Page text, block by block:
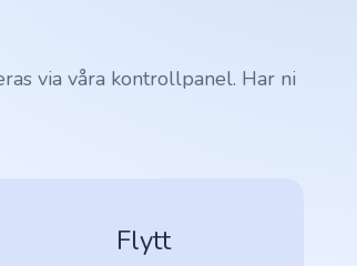
via våra kontrollpanel. Har ni
Flytt